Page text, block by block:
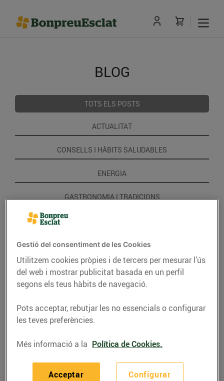
BLOG
TOTS ELS POSTS
ACTUALITAT
CONSELLS I HÀBITS SALUDABLES
ENERGIA
GASTRONOMIA I TRADICIONS
RECEPTES
Gestió del consentiment de les Cookies
Utilitzem cookies pròpies i de tercers per mesurar l’ús
del web i mostrar publicitat basada en un perfil
segons els teus hàbits de navegació.
Pots acceptar, rebutjar les no essencials o configurar
les teves preferències.
Més informació a la Política de Cookies.
Configurar
Acceptar